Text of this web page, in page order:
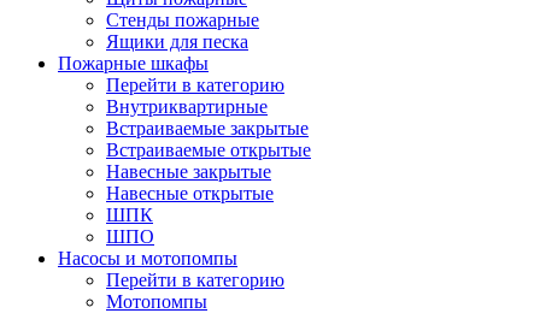
Стенды пожарные
Ящики для песка
Пожарные шкафы
Перейти в категорию
Внутриквартирные
Встраиваемые закрытые
Встраиваемые открытые
Навесные закрытые
Навесные открытые
ШПК
ШПО
Насосы и мотопомпы
Перейти в категорию
Мотопомпы